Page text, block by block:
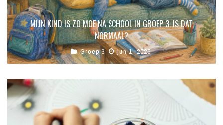
MIJN KIND IS ZO MOE NA SCHOOL IN GROEP 3: IS DAT
NORMAAL?
Groep 3 jun 1, 2026